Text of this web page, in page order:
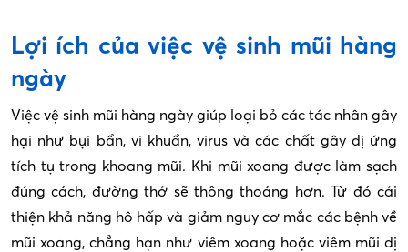
Lợi ích của việc vệ sinh mũi hàng
ngày
Việc vệ sinh mũi hàng ngày giúp loại bỏ các tác nhân gây
hại như bụi bẩn, vi khuẩn, virus và các chất gây dị ứng
tích tụ trong khoang mũi. Khi mũi xoang được làm sạch
đúng cách, đường thở sẽ thông thoáng hơn. Từ đó cải
thiện khả năng hô hấp và giảm nguy cơ mắc các bệnh về
mũi xoang, chẳng hạn như viêm xoang hoặc viêm mũi dị